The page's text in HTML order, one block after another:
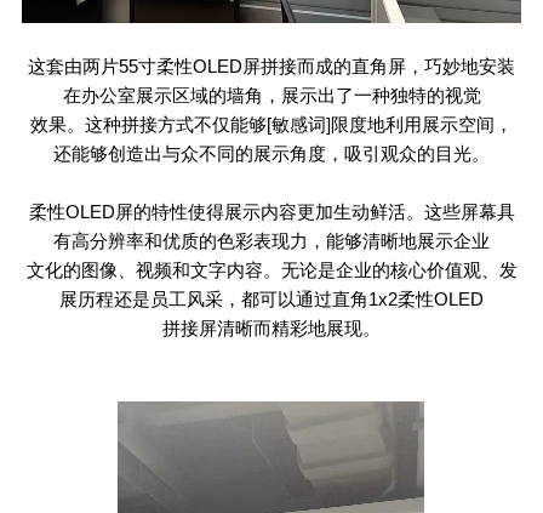
这套由两片55寸柔性OLED屏拼接而成的直角屏，巧妙地安装
在办公室展示区域的墙角，展示出了一种独特的视觉
效果。这种拼接方式不仅能够[敏感词]限度地利用展示空间，
还能够创造出与众不同的展示角度，吸引观众的目光。
柔性OLED屏的特性使得展示内容更加生动鲜活。这些屏幕具
有高分辨率和优质的色彩表现力，能够清晰地展示企业
文化的图像、视频和文字内容。无论是企业的核心价值观、发
展历程还是员工风采，都可以通过直角1x2柔性OLED
拼接屏清晰而精彩地展现。